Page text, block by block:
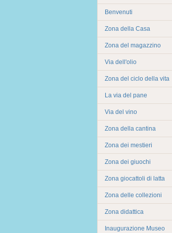
Benvenuti
Zona della Casa
Zona del magazzino
Via dell'olio
Zona del ciclo della vita
La via del pane
Via del vino
Zona della cantina
Zona dei mestieri
Zona dei giuochi
Zona giocattoli di latta
Zona delle collezioni
Zona didattica
Inaugurazione Museo